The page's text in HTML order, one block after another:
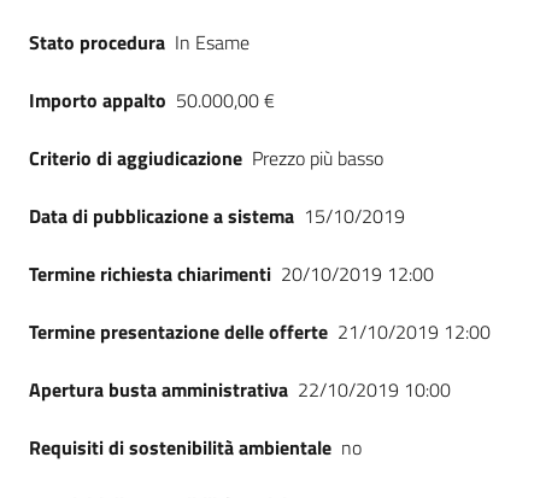
English
Seguici
su
Stato procedura In Esame
Importo appalto 50.000,00 €
Criterio di aggiudicazione Prezzo più basso
Data di pubblicazione a sistema 15/10/2019
Termine richiesta chiarimenti 20/10/2019 12:00
Termine presentazione delle offerte 21/10/2019 12:00
Apertura busta amministrativa 22/10/2019 10:00
Requisiti di sostenibilità ambientale no